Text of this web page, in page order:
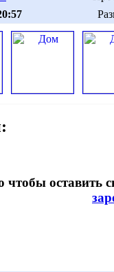
чтобы оставить